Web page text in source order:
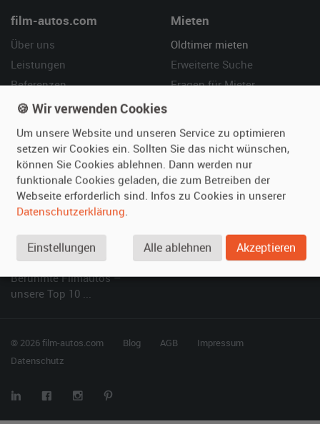
film-autos.com
Über uns
Leistungen
Referenzen
Kundenmeinungen
Mieten
Oldtimer mieten
Erweiterte Suche
Fragen für Mieter
Vermieten
Oldtimer anmelden
Fotos senden
Fragen für Vermieter
Hilfe
Häufige Fragen (FAQ)
So funktioniert's
SPECIAL
Berühmte Filmautos –
unsere Top 10 ...
© 2026 film-autos.com Blog AGB
Impressum
Datenschutz
🍪 Wir verwenden Cookies
Um unsere Website und unseren Service zu optimieren
setzen wir Cookies ein. Sollten Sie das nicht wünschen,
können Sie Cookies ablehnen. Dann werden nur
funktionale Cookies geladen, die zum Betreiben der
Webseite erforderlich sind. Infos zu Cookies in unserer
Datenschutzerklärung.
Einstellungen Alle ablehnen Akzeptieren